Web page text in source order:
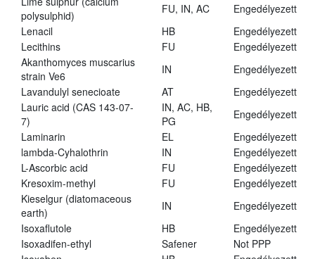
polysulphid)
FU, IN, AC
Engedélyezett
Lenacil
HB
Engedélyezett
Lecithins
FU
Engedélyezett
Akanthomyces muscarius
strain Ve6
IN
Engedélyezett
Lavandulyl senecioate
AT
Engedélyezett
Lauric acid (CAS 143-07-
7)
IN, AC, HB,
PG
Engedélyezett
Laminarin
EL
Engedélyezett
lambda-Cyhalothrin
IN
Engedélyezett
L-Ascorbic acid
FU
Engedélyezett
Kresoxim-methyl
FU
Engedélyezett
Kieselgur (diatomaceous
earth)
IN
Engedélyezett
Isoxaflutole
HB
Engedélyezett
Isoxadifen-ethyl
Safener
Not PPP